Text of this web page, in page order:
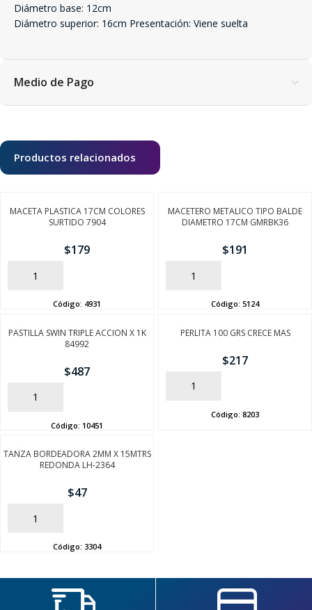
Diámetro base: 12cm
Diámetro superior: 16cm Presentación: Viene suelta
Medio de Pago
Productos relacionados
MACETA PLASTICA 17CM COLORES
SURTIDO 7904
$179
AÑADIR
Código: 4931
MACETERO METALICO TIPO BALDE
DIAMETRO 17CM GMRBK36
$191
AÑADIR
Código: 5124
PASTILLA SWIN TRIPLE ACCION X 1K
84992
$487
AÑADIR
Código: 10451
PERLITA 100 GRS CRECE MAS
$217
AÑADIR
Código: 8203
TANZA BORDEADORA 2MM X 15MTRS
REDONDA LH-2364
$47
AÑADIR
Código: 3304